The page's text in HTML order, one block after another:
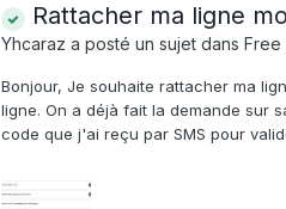
Rattacher ma ligne
Yhcaraz a posté un sujet dans Free
Bonjour, Je souhaite rattacher ma
ligne. On a déjà fait la demande sur
code que j'ai reçu par SMS pour